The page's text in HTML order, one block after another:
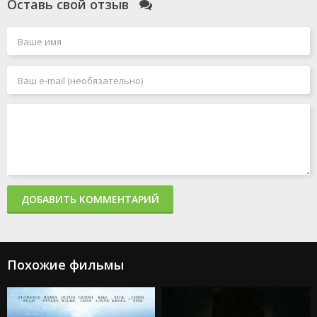
Голый пистолет
1
Джокер 2: Безумие на двоих
Человек-паук: Паутина вселенных
Аргайл: Супершпион
Стражи Галактики. Часть 3
Подземелья и драконы: Честь среди воров
Каратэ-пацан: Легенды
Трансформеры: Восхождение Звероботов
Из моего окна 2: За морями
Моана 2
Оставь свой отзыв
ДОБАВИТЬ КОММЕНТАРИЙ
Похожие фильмы